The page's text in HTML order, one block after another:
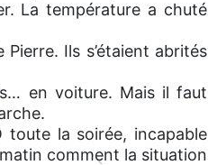
La température a chuté
Ils s’étaient abrités
en voiture. Mais il faut
toute la soirée, incapable
comment la situation